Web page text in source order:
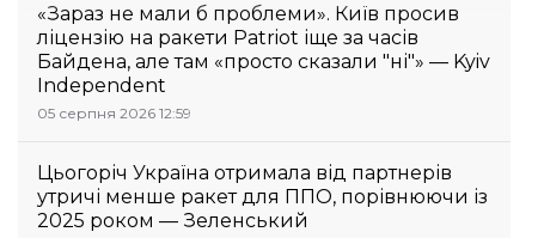
«Зараз не мали б проблеми». Київ просив
ліцензію на ракети Patriot іще за часів
Байдена, але там «просто сказали "ні"» — Kyiv
Independent
05 серпня 2026 12:59
Цьогоріч Україна отримала від партнерів
утричі менше ракет для ППО, порівнюючи із
2025 роком — Зеленський